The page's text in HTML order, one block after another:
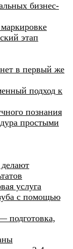
бизнес-
этап
в первый же
подход к
познания
простыми
услуга
с помощью
подготовка,